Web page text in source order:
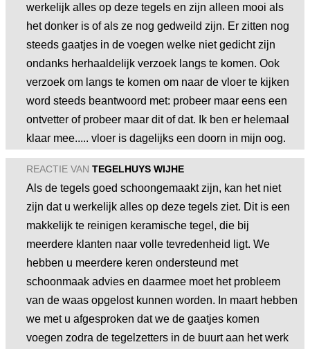
werkelijk alles op deze tegels en zijn alleen mooi als
het donker is of als ze nog gedweild zijn. Er zitten nog
steeds gaatjes in de voegen welke niet gedicht zijn
ondanks herhaaldelijk verzoek langs te komen. Ook
verzoek om langs te komen om naar de vloer te kijken
word steeds beantwoord met: probeer maar eens een
ontvetter of probeer maar dit of dat. Ik ben er helemaal
klaar mee..... vloer is dagelijks een doorn in mijn oog.
REACTIE VAN TEGELHUYS WIJHE
Als de tegels goed schoongemaakt zijn, kan het niet
zijn dat u werkelijk alles op deze tegels ziet. Dit is een
makkelijk te reinigen keramische tegel, die bij
meerdere klanten naar volle tevredenheid ligt. We
hebben u meerdere keren ondersteund met
schoonmaak advies en daarmee moet het probleem
van de waas opgelost kunnen worden. In maart hebben
we met u afgesproken dat we de gaatjes komen
voegen zodra de tegelzetters in de buurt aan het werk